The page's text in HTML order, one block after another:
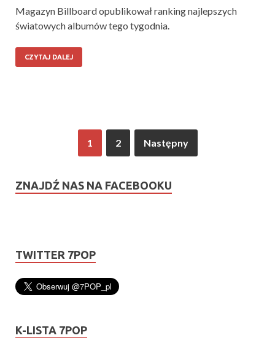
Magazyn Billboard opublikował ranking najlepszych
światowych albumów tego tygodnia.
CZYTAJ DALEJ
1 2 Następny
ZNAJDŹ NAS NA FACEBOOKU
TWITTER 7POP
K-LISTA 7POP